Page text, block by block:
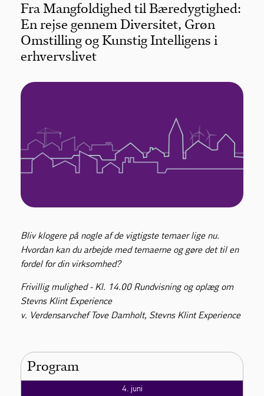
Fra Mangfoldighed til Bæredygtighed:
En rejse gennem Diversitet, Grøn
Omstilling og Kunstig Intelligens i
erhvervslivet
Bliv klogere på nogle af de vigtigste temaer lige nu.
Hvordan kan du arbejde med temaerne og gøre det til en
fordel for din virksomhed?
Frivillig mulighed - Kl. 14.00 Rundvisning og oplæg om
Stevns Klint Experience
v. Verdensarvchef Tove Damholt, Stevns Klint Experience
Program
4. juni